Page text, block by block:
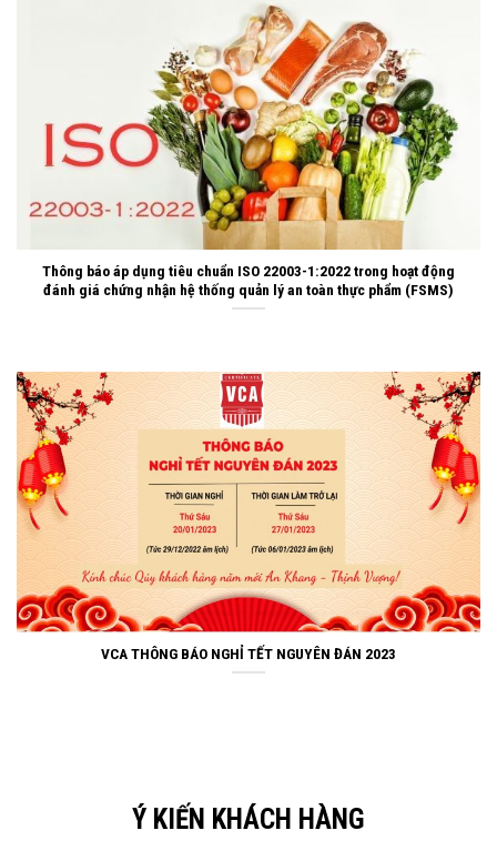
Thông báo áp dụng tiêu chuẩn ISO 22003-1:2022 trong hoạt động
đánh giá chứng nhận hệ thống quản lý an toàn thực phẩm (FSMS)
VCA THÔNG BÁO NGHỈ TẾT NGUYÊN ĐÁN 2023
Ý KIẾN KHÁCH HÀNG